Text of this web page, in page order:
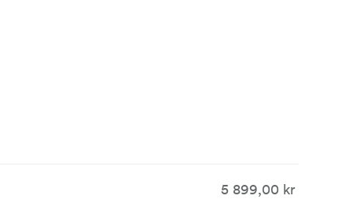
5 899,00 kr